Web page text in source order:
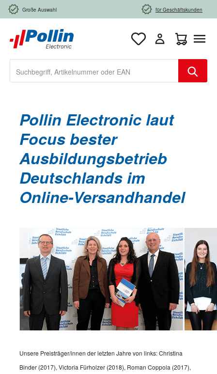
Zum Hauptinhalt springen
Große Auswahl für Geschäftskunden
Pollin Electronic laut
Focus bester
Ausbildungsbetrieb
Deutschlands im
Online-Versandhandel
Unsere Preisträger/innen der letzten Jahre von links: Christina
Binder (2017), Victoria Fürholzer (2018), Roman Coppola (2017),